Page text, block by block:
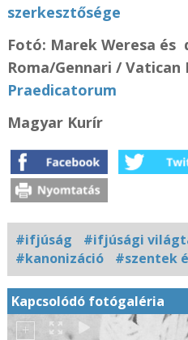
szerkesztősége
Fotó: Marek Weresa és
Roma/Gennari / Vatican
Praedicatorum
Magyar Kurír
#ifjúság
#ifjúsági
#kanonizáció
#szentek
Kapcsolódó fotógaléria